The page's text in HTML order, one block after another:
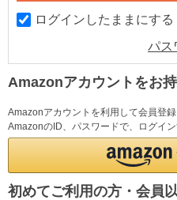
ログインしたままにする
パス
Amazonアカウントをお
Amazonアカウントを利用して会員登録
AmazonのID、パスワードで、ログイン
初めてご利用の方・会員